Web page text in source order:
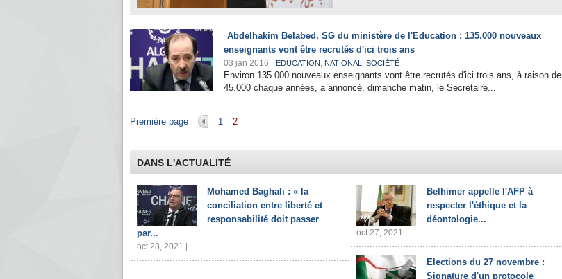
Abdelhakim Belabed, SG du ministère de l'Education : 135.000 nouveaux
enseignants vont être recrutés d'ici trois ans
03 jan 2016 EDUCATION, NATIONAL , SOCIÉTÉ
Environ 135.000 nouveaux enseignants vont être recrutés d'ici trois ans, à raison de
45.000 chaque années, a annoncé, dimanche matin, le Secrétaire...
Pages
Première page 1 2
DANS L'ACTUALITÉ
Mohamed Baghali : « la
conciliation entre liberté et
responsabilité doit passer
par...
oct 28, 2021 |
Belhimer appelle l'AFP à
respecter l'éthique et la
déontologie...
oct 27, 2021 |
Elections du 27 novembre :
Signature d'un protocole